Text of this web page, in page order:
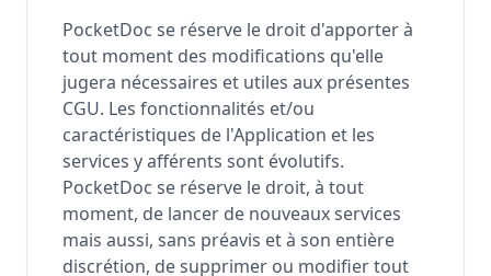
PocketDoc se réserve le droit d'apporter à
tout moment des modifications qu'elle
jugera nécessaires et utiles aux présentes
CGU. Les fonctionnalités et/ou
caractéristiques de l'Application et les
services y afférents sont évolutifs.
PocketDoc se réserve le droit, à tout
moment, de lancer de nouveaux services
mais aussi, sans préavis et à son entière
discrétion, de supprimer ou modifier tout